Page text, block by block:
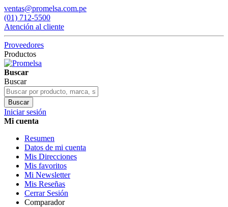
ventas@promelsa.com.pe
(01) 712-5500
Atención al cliente
Proveedores
Productos
Buscar
Buscar
Buscar
Iniciar sesión
Mi cuenta
Resumen
Datos de mi cuenta
Mis Direcciones
Mis favoritos
Mi Newsletter
Mis Reseñas
Cerrar Sesión
Comparador